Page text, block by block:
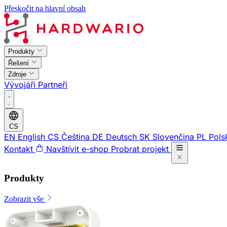
Přeskočit na hlavní obsah
Produkty
Řešení
Zdroje
Vývojáři Partneři
CS
EN English CS Čeština DE Deutsch SK Slovenčina PL
Kontakt
Navštívit e-shop Probrat projekt
Produkty
Zobrazit vše